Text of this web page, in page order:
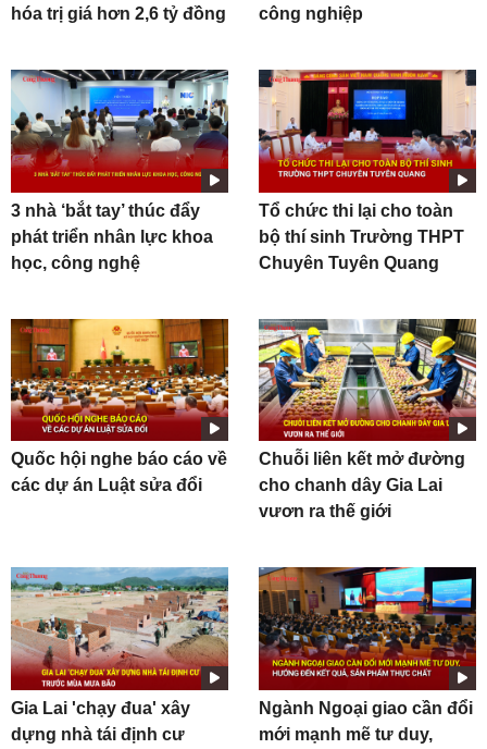
hóa trị giá hơn 2,6 tỷ đồng
công nghiệp
3 nhà ‘bắt tay’ thúc đẩy
phát triển nhân lực khoa
học, công nghệ
Tổ chức thi lại cho toàn
bộ thí sinh Trường THPT
Chuyên Tuyên Quang
Quốc hội nghe báo cáo về
các dự án Luật sửa đổi
Chuỗi liên kết mở đường
cho chanh dây Gia Lai
vươn ra thế giới
Gia Lai 'chạy đua' xây
dựng nhà tái định cư
Ngành Ngoại giao cần đổi
mới mạnh mẽ tư duy,